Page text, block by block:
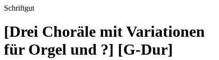
Schriftgut
[Drei Choräle mit Variationen
für Orgel und ?] [G-Dur]